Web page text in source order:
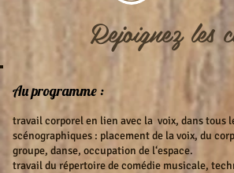
Rejoignez les
Au programme :
travail corporel en lien avec la voix, dans tous
scénographiques : placement de la voix, du
groupe, danse, occupation de l‘espace.
travail du répertoire de comédie musicale,